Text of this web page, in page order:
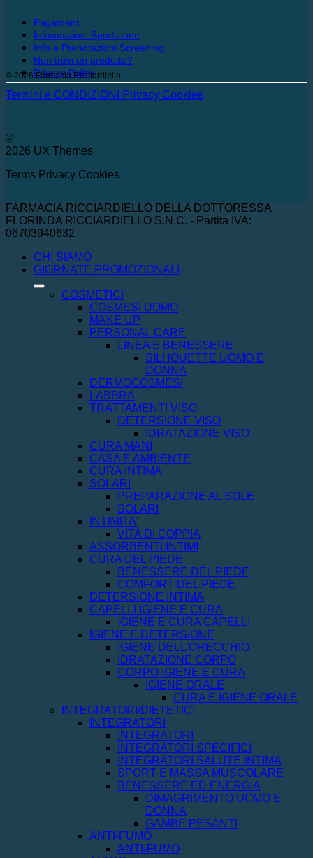
Pagamenti
Informazioni Spedizione
Info e Prenotazioni Screening
Non trovi un prodotto?
Privacy Policy
© 2026 Farmacia Ricciardiello
Termini e CONDIZIONI Privacy Cookies
©
2026 UX Themes
Terms Privacy Cookies
FARMACIA RICCIARDIELLO DELLA DOTTORESSA
FLORINDA RICCIARDIELLO S.N.C. - Partita IVA:
06703940632
CHI SIAMO
GIORNATE PROMOZIONALI
COSMETICI
COSMESI UOMO
MAKE UP
PERSONAL CARE
LINEA E BENESSERE
SILHOUETTE UOMO E
DONNA
DERMOCOSMESI
LABBRA
TRATTAMENTI VISO
DETERSIONE VISO
IDRATAZIONE VISO
CURA MANI
CASA E AMBIENTE
CURA INTIMA
SOLARI
PREPARAZIONE AL SOLE
SOLARI
INTIMITA'
VITA DI COPPIA
ASSORBENTI INTIMI
CURA DEL PIEDE
BENESSERE DEL PIEDE
COMFORT DEL PIEDE
DETERSIONE INTIMA
CAPELLI IGIENE E CURA
IGIENE E CURA CAPELLI
IGIENE E DETERSIONE
IGIENE DELL'ORECCHIO
IDRATAZIONE CORPO
CORPO IGIENE E CURA
IGIENE ORALE
CURA E IGIENE ORALE
INTEGRATORI/DIETETICI
INTEGRATORI
INTEGRATORI
INTEGRATORI SPECIFICI
INTEGRATORI SALUTE INTIMA
SPORT E MASSA MUSCOLARE
BENESSERE ED ENERGIA
DIMAGRIMENTO UOMO E
DONNA
GAMBE PESANTI
ANTI-FUMO
ANTI-FUMO